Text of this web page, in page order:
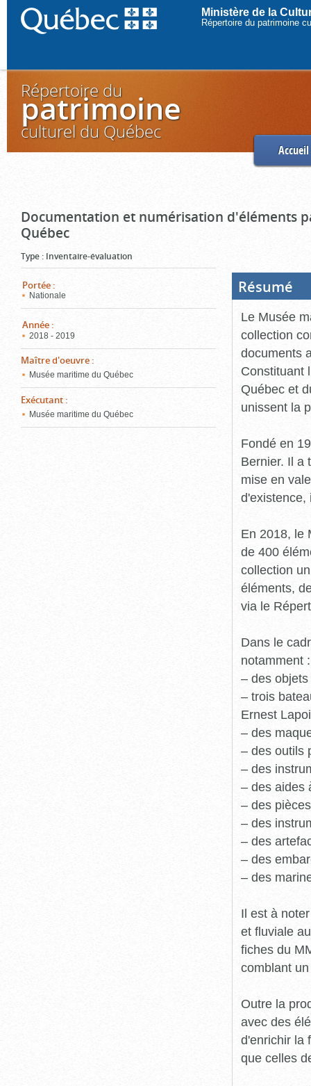
Ministère de la
Répertoire du patrimoine
Répertoire du
patrimoine
culturel du Québec
Accueil
Documentation et numérisation d'éléments
Québec
Type : Inventaire-évaluation
Portée :
Nationale
Année :
2018 - 2019
Maître d'oeuvre :
Musée maritime du Québec
Exécutant :
Musée maritime du Québec
Résumé
Le Musée
collection
documents
Constituant
Québec et
unissent la
Fondé en
Bernier. Il a
mise en
d'existence,
En 2018, le
de 400
collection
éléments,
via le
Dans le
notamment :
– des
– trois
Ernest
– des
– des outils
– des
– des aides
– des
– des
– des
– des
– des
Il est à
et fluviale
fiches du
comblant
Outre la
avec des
d'enrichir la
que celles